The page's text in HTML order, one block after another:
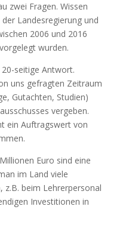
zwei Fragen. Wissen
Landesregierung und
2006 und 2016
wurden.
seitige Antwort.
uns gefragten Zeitraum
Gutachten, Studien)
vergeben.
ein Auftragswert von
Euro sind eine
im Land viele
z.B. beim Lehrerpersonal
Investitionen in